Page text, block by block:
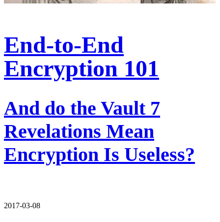
End-to-End
Encryption 101
And do the Vault 7
Revelations Mean
Encryption Is Useless?
2017-03-08